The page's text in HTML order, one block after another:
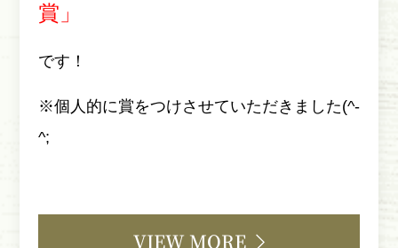
賞」
です！
※個人的に賞をつけさせていただきました(^-
^;
VIEW MORE